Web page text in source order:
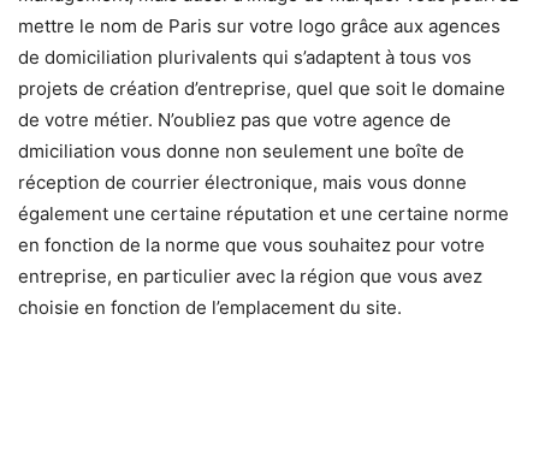
mettre le nom de Paris sur votre logo grâce aux agences
de domiciliation plurivalents qui s’adaptent à tous vos
projets de création d’entreprise, quel que soit le domaine
de votre métier. N’oubliez pas que votre agence de
dmiciliation vous donne non seulement une boîte de
réception de courrier électronique, mais vous donne
également une certaine réputation et une certaine norme
en fonction de la norme que vous souhaitez pour votre
entreprise, en particulier avec la région que vous avez
choisie en fonction de l’emplacement du site.